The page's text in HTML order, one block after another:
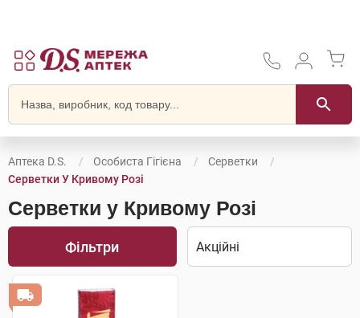
Аптека D.S. Особиста Гігієна
Серветки
Серветки У Кривому Розі
Серветки у Кривому Розі
Фільтри